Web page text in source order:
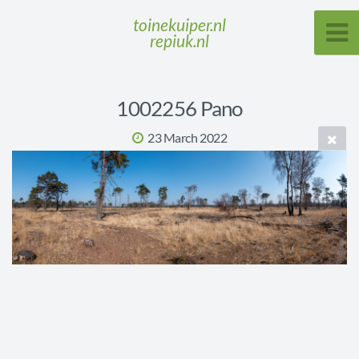
toinekuiper.nl
repiuk.nl
1002256 Pano
23 March 2022